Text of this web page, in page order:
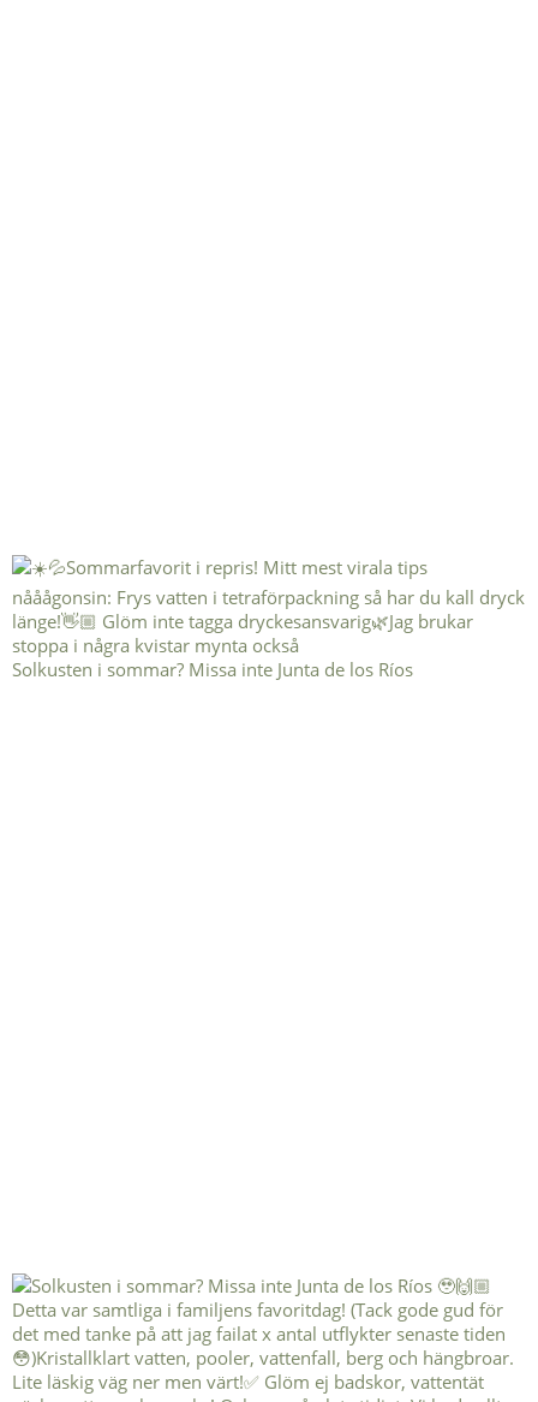
Solkusten i sommar? Missa inte Junta de los Ríos